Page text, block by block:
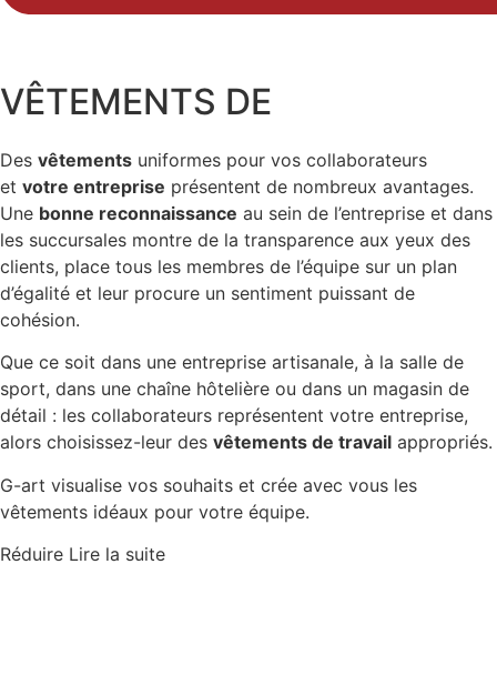
VÊTEMENTS DE
Des vêtements uniformes pour vos collaborateurs
et votre entreprise présentent de nombreux avantages.
Une bonne reconnaissance au sein de l’entreprise et dans
les succursales montre de la transparence aux yeux des
clients, place tous les membres de l’équipe sur un plan
d’égalité et leur procure un sentiment puissant de
cohésion.
Que ce soit dans une entreprise artisanale, à la salle de
sport, dans une chaîne hôtelière ou dans un magasin de
détail : les collaborateurs représentent votre entreprise,
alors choisissez-leur des vêtements de travail appropriés.
G-art visualise vos souhaits et crée avec vous les
vêtements idéaux pour votre équipe.
Réduire Lire la suite